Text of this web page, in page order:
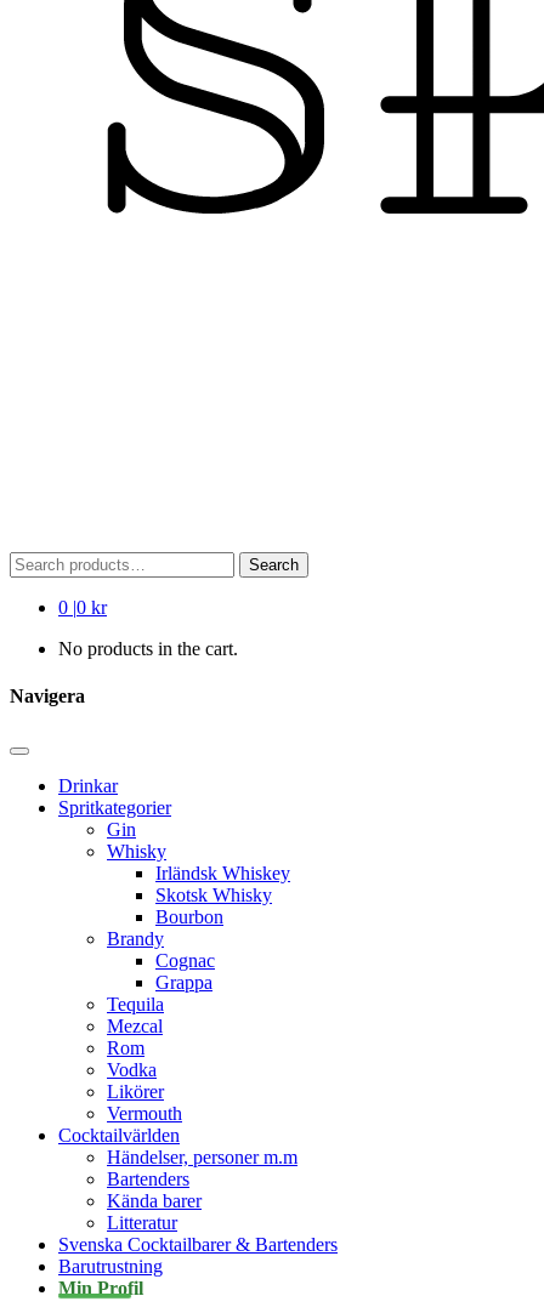
Search
for:
Search
0 |0 kr
No products in the cart.
Navigera
Drinkar
Spritkategorier
Gin
Whisky
Irländsk Whiskey
Skotsk Whisky
Bourbon
Brandy
Cognac
Grappa
Tequila
Mezcal
Rom
Vodka
Likörer
Vermouth
Cocktailvärlden
Händelser, personer m.m
Bartenders
Kända barer
Litteratur
Svenska Cocktailbarer & Bartenders
Barutrustning
Min Profil